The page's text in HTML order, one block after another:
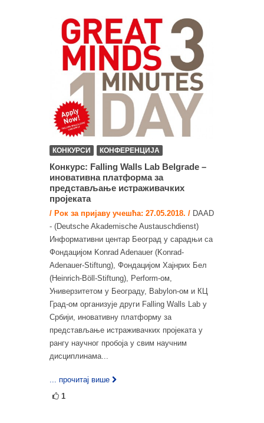
КОНКУРСИ КОНФЕРЕНЦИЈА
Конкурс: Falling Walls Lab Belgrade –
иновативна платформа за
представљање истраживачких
пројеката
/ Рок за пријаву учешћа: 27.05.2018. / DAAD
- (Deutsche Akademische Austauschdienst)
Информативни центар Београд у сарадњи са
Фондацијом Konrad Adenauer (Konrad-
Adenauer-Stiftung), Фондацијом Хајнрих Бел
(Heinrich-Böll-Stiftung), Perform-ом,
Универзитетом у Београду, Babylon-ом и КЦ
Град-ом организује други Falling Walls Lab у
Србији, иновативну платформу за
представљање истраживачких пројеката у
рангу научног пробоја у свим научним
дисциплинама...
... прочитај више
1